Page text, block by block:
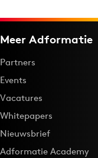
Meer Adformatie
Partners
Events
Vacatures
Whitepapers
Nieuwsbrief
Adformatie Academy